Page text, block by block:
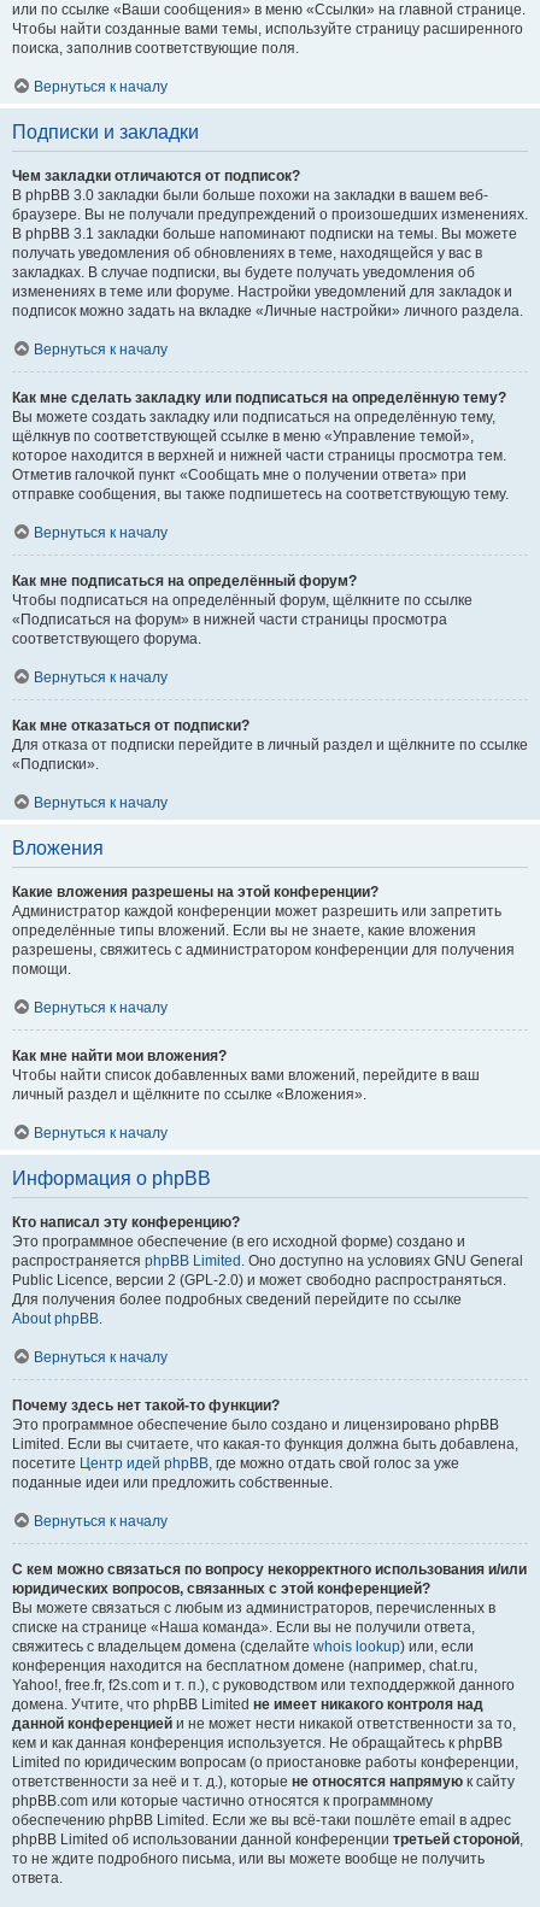
или по ссылке «Ваши сообщения» в меню «Ссылки» на главной странице.
Чтобы найти созданные вами темы, используйте страницу расширенного
поиска, заполнив соответствующие поля.
Вернуться к началу
Подписки и закладки
Чем закладки отличаются от подписок?
В phpBB 3.0 закладки были больше похожи на закладки в вашем веб-
браузере. Вы не получали предупреждений о произошедших изменениях.
В phpBB 3.1 закладки больше напоминают подписки на темы. Вы можете
получать уведомления об обновлениях в теме, находящейся у вас в
закладках. В случае подписки, вы будете получать уведомления об
изменениях в теме или форуме. Настройки уведомлений для закладок и
подписок можно задать на вкладке «Личные настройки» личного раздела.
Вернуться к началу
Как мне сделать закладку или подписаться на определённую тему?
Вы можете создать закладку или подписаться на определённую тему,
щёлкнув по соответствующей ссылке в меню «Управление темой»,
которое находится в верхней и нижней части страницы просмотра тем.
Отметив галочкой пункт «Сообщать мне о получении ответа» при
отправке сообщения, вы также подпишетесь на соответствующую тему.
Вернуться к началу
Как мне подписаться на определённый форум?
Чтобы подписаться на определённый форум, щёлкните по ссылке
«Подписаться на форум» в нижней части страницы просмотра
соответствующего форума.
Вернуться к началу
Как мне отказаться от подписки?
Для отказа от подписки перейдите в личный раздел и щёлкните по ссылке
«Подписки».
Вернуться к началу
Вложения
Какие вложения разрешены на этой конференции?
Администратор каждой конференции может разрешить или запретить
определённые типы вложений. Если вы не знаете, какие вложения
разрешены, свяжитесь с администратором конференции для получения
помощи.
Вернуться к началу
Как мне найти мои вложения?
Чтобы найти список добавленных вами вложений, перейдите в ваш
личный раздел и щёлкните по ссылке «Вложения».
Вернуться к началу
Информация о phpBB
Кто написал эту конференцию?
Это программное обеспечение (в его исходной форме) создано и
распространяется phpBB Limited . Оно доступно на условиях GNU General
Public Licence, версии 2 (GPL-2.0) и может свободно распространяться.
Для получения более подробных сведений перейдите по ссылке
About phpBB.
Вернуться к началу
Почему здесь нет такой-то функции?
Это программное обеспечение было создано и лицензировано phpBB
Limited. Если вы считаете, что какая-то функция должна быть добавлена,
посетите Центр идей phpBB, где можно отдать свой голос за уже
поданные идеи или предложить собственные.
Вернуться к началу
С кем можно связаться по вопросу некорректного использования и/или
юридических вопросов, связанных с этой конференцией?
Вы можете связаться с любым из администраторов, перечисленных в
списке на странице «Наша команда». Если вы не получили ответа,
свяжитесь с владельцем домена (сделайте whois lookup) или, если
конференция находится на бесплатном домене (например, chat.ru,
Yahoo!, free.fr, f2s.com и т. п.), с руководством или техподдержкой данного
домена. Учтите, что phpBB Limited не имеет никакого контроля над
данной конференцией и не может нести никакой ответственности за то,
кем и как данная конференция используется. Не обращайтесь к phpBB
Limited по юридическим вопросам (о приостановке работы конференции,
ответственности за неё и т. д.), которые не относятся напрямую к сайту
phpBB.com или которые частично относятся к программному
обеспечению phpBB Limited. Если же вы всё-таки пошлёте email в адрес
phpBB Limited об использовании данной конференции третьей стороной,
то не ждите подробного письма, или вы можете вообще не получить
ответа.